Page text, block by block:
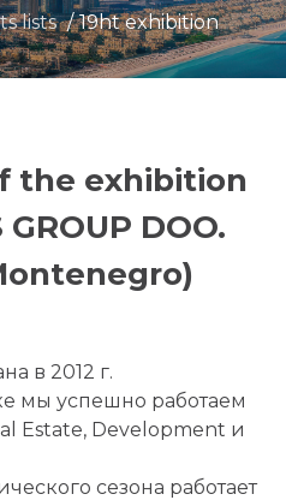
lists 19ht exhibition
the exhibition
DOO.
в 2012 г.
мы успешно работаем
Estate, Development и
сезона работает